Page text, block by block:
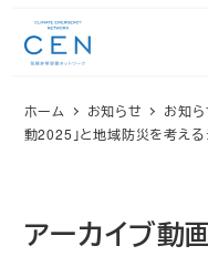
ホーム お知らせ お知ら
動2025」と地域防災を考える
アーカイブ動